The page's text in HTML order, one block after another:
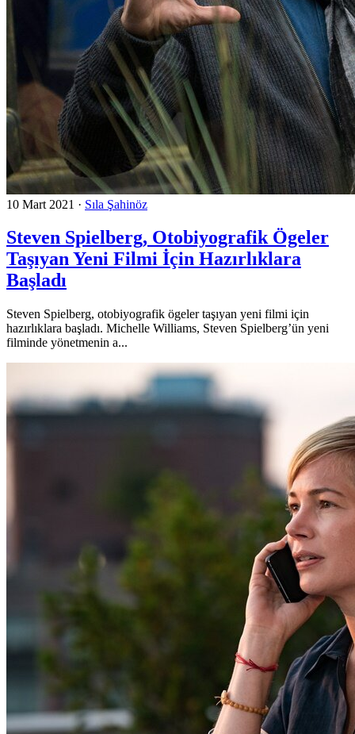
10 Mart 2021 · Sıla Şahinöz
Steven Spielberg, Otobiyografik Ögeler
Taşıyan Yeni Filmi İçin Hazırlıklara
Başladı
Steven Spielberg, otobiyografik ögeler taşıyan yeni filmi için
hazırlıklara başladı. Michelle Williams, Steven Spielberg’ün yeni
filminde yönetmenin a...